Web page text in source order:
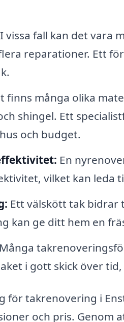
I vissa fall kan det vara
reparationer. Ett
finns många olika
shingel. Ett
och budget.
En
vilket kan leda
Ett välskött tak bidrar
kan ge ditt hem en
Många
i gott skick över
för takrenovering i
och pris. Genom